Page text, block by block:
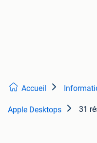
Accueil
Apple Desktops 31